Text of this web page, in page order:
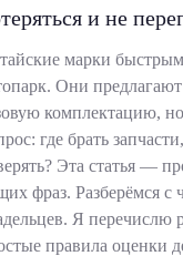
и не
марки
Они
комплектацию,
где брать
Эта статья —
фраз. Разберёмся
Я перечислю
правила оценки